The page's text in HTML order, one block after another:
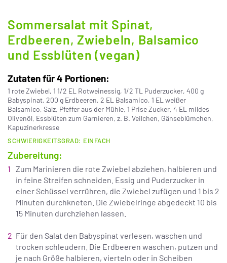
Sommersalat mit Spinat,
Erdbeeren, Zwiebeln, Balsamico
und Essblüten (vegan)
Zutaten für 4 Portionen:
1 rote Zwiebel, 1 1/2 EL Rotweinessig, 1/2 TL Puderzucker, 400 g
Babyspinat, 200 g Erdbeeren, 2 EL Balsamico, 1 EL weißer
Balsamico, Salz, Pfeffer aus der Mühle, 1 Prise Zucker, 4 EL mildes
Olivenöl, Essblüten zum Garnieren, z. B. Veilchen, Gänseblümchen,
Kapuzinerkresse
SCHWIERIGKEITSGRAD: EINFACH
Zubereitung:
Zum Marinieren die rote Zwiebel abziehen, halbieren und
in feine Streifen schneiden. Essig und Puderzucker in
einer Schüssel verrühren, die Zwiebel zufügen und 1 bis 2
Minuten durchkneten. Die Zwiebelringe abgedeckt 10 bis
15 Minuten durchziehen lassen.
Für den Salat den Babyspinat verlesen, waschen und
trocken schleudern. Die Erdbeeren waschen, putzen und
je nach Größe halbieren, vierteln oder in Scheiben